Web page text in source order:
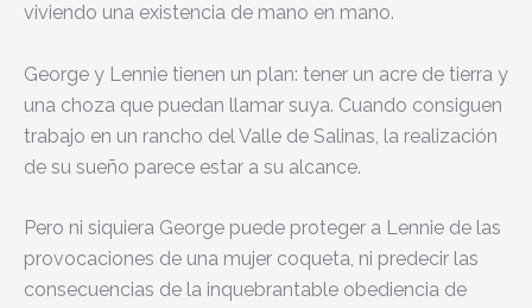
viviendo una existencia de mano en mano.
George y Lennie tienen un plan: tener un acre de tierra y
una choza que puedan llamar suya. Cuando consiguen
trabajo en un rancho del Valle de Salinas, la realización
de su sueño parece estar a su alcance.
Pero ni siquiera George puede proteger a Lennie de las
provocaciones de una mujer coqueta, ni predecir las
consecuencias de la inquebrantable obediencia de